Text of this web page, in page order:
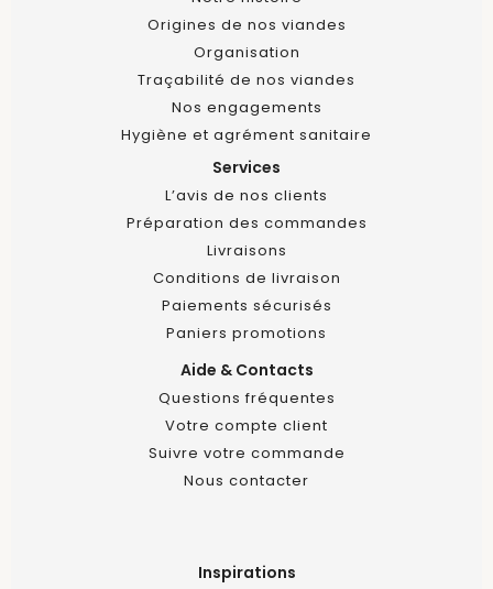
Origines de nos viandes
Organisation
Traçabilité de nos viandes
Nos engagements
Hygiène et agrément sanitaire
Services
L’avis de nos clients
Préparation des commandes
Livraisons
Conditions de livraison
Paiements sécurisés
Paniers promotions
Aide & Contacts
Questions fréquentes
Votre compte client
Suivre votre commande
Nous contacter
Inspirations